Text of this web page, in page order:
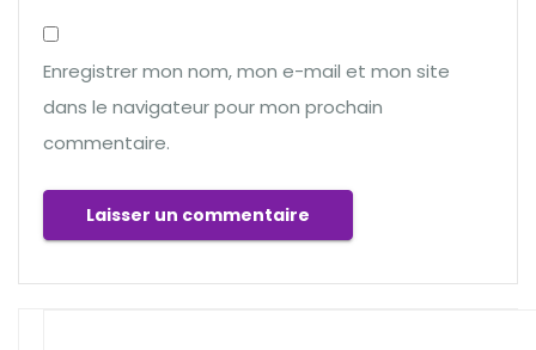
Enregistrer mon nom, mon e-mail et mon site
dans le navigateur pour mon prochain
commentaire.